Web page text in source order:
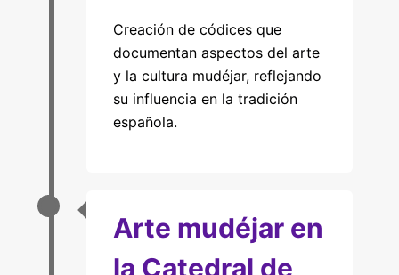
Creación de códices que
documentan aspectos del arte
y la cultura mudéjar, reflejando
su influencia en la tradición
española.
Arte mudéjar en
la Catedral de